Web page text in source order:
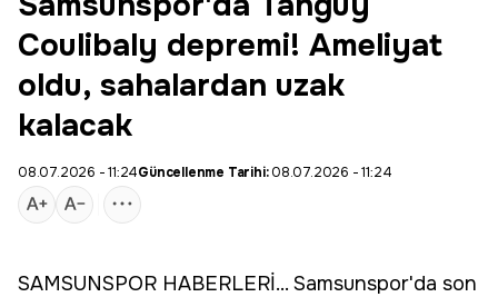
Coulibaly depremi! Ameliyat
oldu, sahalardan uzak
kalacak
08.07.2026 - 11:24Güncellenme Tarihi:08.07.2026 - 11:24
SAMSUNSPOR HABERLERİ... Samsunspor'da son